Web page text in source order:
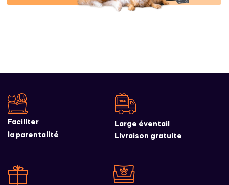
Faciliter
la parentalité
Large éventail
Livraison gratuite